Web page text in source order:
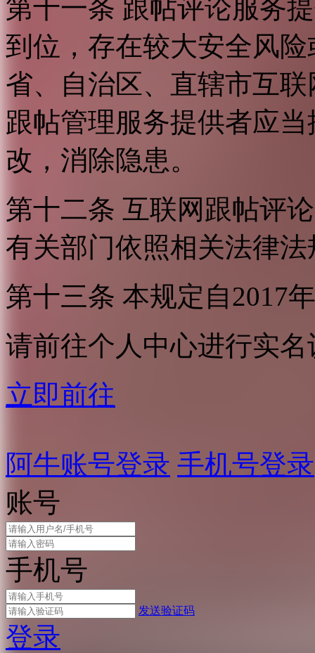
第十一条 跟帖评论服务
到位，存在较大安全风
省、自治区、直辖市互
跟帖管理服务提供者应
改，消除隐患。
第十二条 互联网跟帖评
有关部门依照相关法律
第十三条 本规定自2017
请前往个人中心进行实名
立即前往
阿牛账号登录 手机号登录
账号
手机号
发送验证码
登录